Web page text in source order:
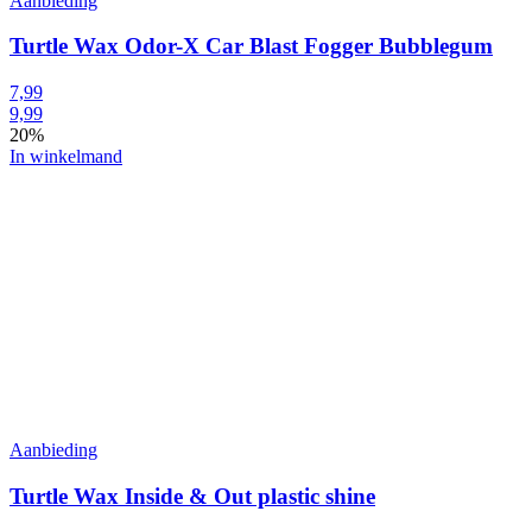
Turtle Wax Odor-X Car Blast Fogger Bubblegum
7,99
9,99
20%
In winkelmand
Aanbieding
Turtle Wax Inside & Out plastic shine